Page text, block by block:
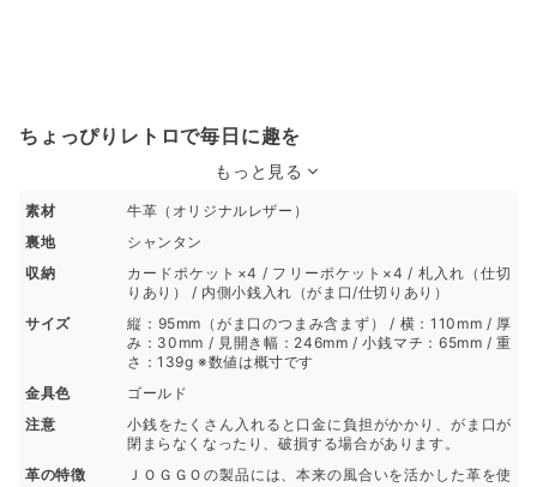
ちょっぴりレトロで毎日に趣を
もっと見る
素材
牛革（オリジナルレザー）
裏地
シャンタン
収納
カードポケット×4 / フリーポケット×4 / 札入れ（仕切
りあり） / 内側小銭入れ（がま口/仕切りあり）
サイズ
縦：95mm（がま口のつまみ含まず） / 横：110mm / 厚
み：30mm / 見開き幅：246mm / 小銭マチ：65mm / 重
さ：139g ※数値は概寸です
金具色
ゴールド
注意
小銭をたくさん入れると口金に負担がかかり、がま口が
閉まらなくなったり、破損する場合があります。
革の特徴
ＪＯＧＧＯの製品には、本来の風合いを活かした革を使